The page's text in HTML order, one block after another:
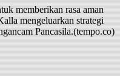
memberikan rasa aman
mengeluarkan strategi
Pancasila.(tempo.co)